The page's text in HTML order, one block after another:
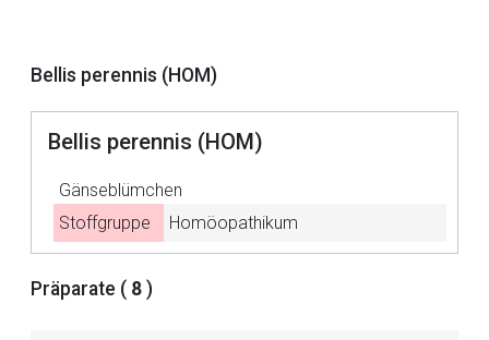
Bellis perennis (HOM)
Bellis perennis (HOM)
Gänseblümchen
Stoffgruppe
Homöopathikum
Präparate ( 8 )
Aufruf einer externen Seite